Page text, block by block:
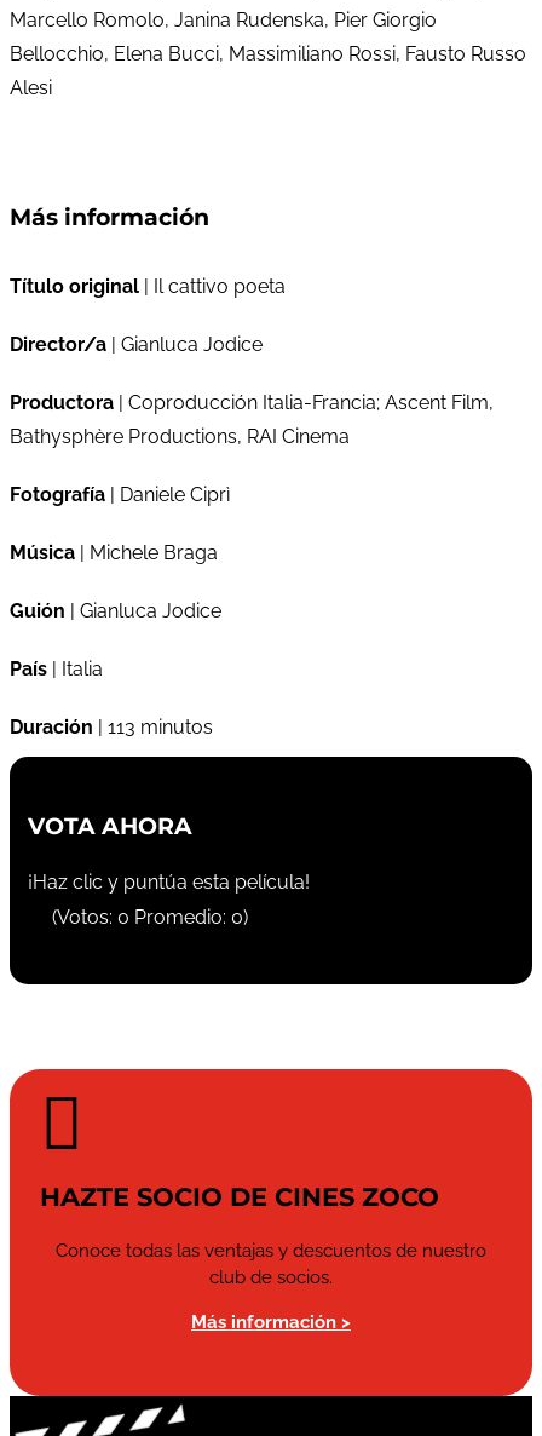
Marcello Romolo, Janina Rudenska, Pier Giorgio
Bellocchio, Elena Bucci, Massimiliano Rossi, Fausto Russo
Alesi
Más información
Título original | Il cattivo poeta
Director/a | Gianluca Jodice
Productora | Coproducción Italia-Francia; Ascent Film,
Bathysphère Productions, RAI Cinema
Fotografía | Daniele Ciprì
Música | Michele Braga
Guión | Gianluca Jodice
País | Italia
Duración | 113 minutos
VOTA AHORA
¡Haz clic y puntúa esta película!
(Votos: 0 Promedio: 0)

HAZTE SOCIO DE CINES ZOCO
Conoce todas las ventajas y descuentos de nuestro
club de socios.
Más información >